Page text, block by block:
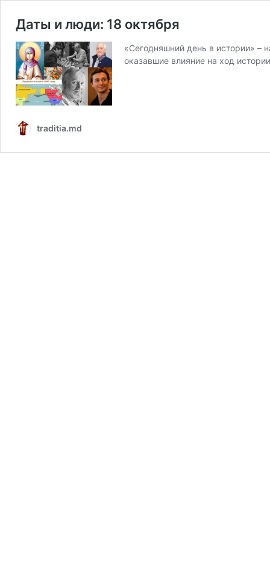
Даты и люди: 18 октября
«Сегодняшний день в истории»
оказавшие влияние на ход
traditia.md